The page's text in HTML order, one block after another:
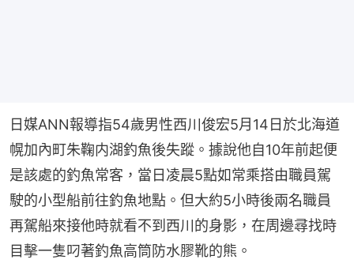
日媒ANN報導指54歲男性西川俊宏5月14日於北海道
幌加內町朱鞠内湖釣魚後失蹤。據說他自10年前起便
是該處的釣魚常客，當日凌晨5點如常乘搭由職員駕
駛的小型船前往釣魚地點。但大約5小時後兩名職員
再駕船來接他時就看不到西川的身影，在周邊尋找時
目擊一隻叼著釣魚高筒防水膠靴的熊。